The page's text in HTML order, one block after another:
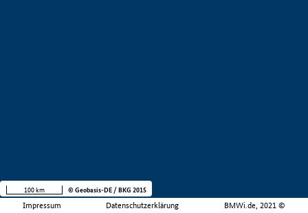
Impressum Datenschutzerklärung BMWi.de, 2021 ©
100 km © Geobasis-DE / BKG 2015